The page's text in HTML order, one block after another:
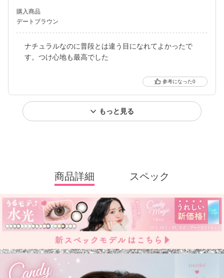
購入商品
デートブラウン
ナチュラルなのに普段とは違う目になれてよかったで
す。つけ心地も最高でした
0
もっと見る
商品詳細 スペック